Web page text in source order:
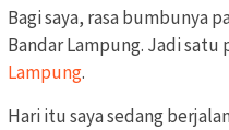
Bagi saya, rasa bumbunya
Bandar Lampung. Jadi satu
Lampung.
Hari itu saya sedang